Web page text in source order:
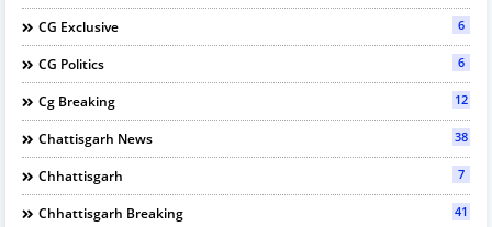
CG Exclusive 6
CG Politics 6
Cg Breaking 12
Chattisgarh News 38
Chhattisgarh 7
Chhattisgarh Breaking 41